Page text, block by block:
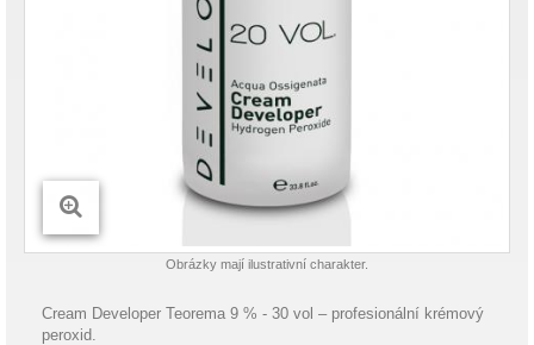
Obrázky mají ilustrativní charakter.
Cream Developer Teorema 9 % - 30 vol – profesionální krémový
peroxid.